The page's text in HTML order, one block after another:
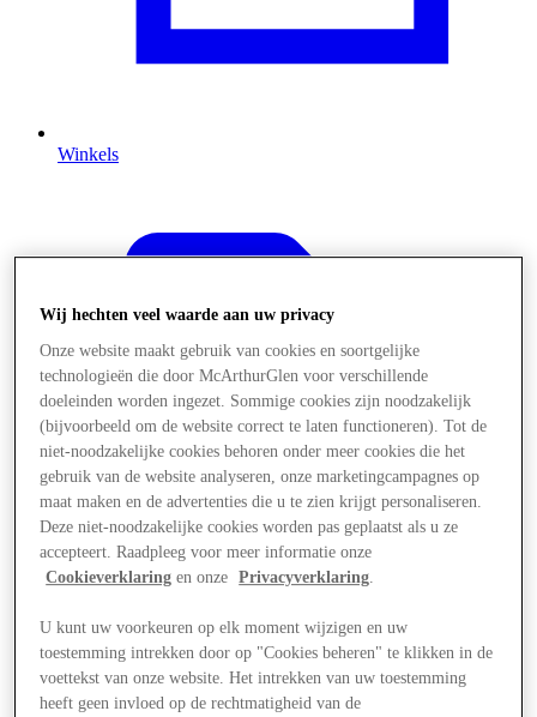
Winkels
Aanbiedingen
Wij hechten veel waarde aan uw privacy
Onze website maakt gebruik van cookies en soortgelijke
technologieën die door McArthurGlen voor verschillende
doeleinden worden ingezet. Sommige cookies zijn noodzakelijk
(bijvoorbeeld om de website correct te laten functioneren). Tot de
niet-noodzakelijke cookies behoren onder meer cookies die het
gebruik van de website analyseren, onze marketingcampagnes op
maat maken en de advertenties die u te zien krijgt personaliseren.
Deze niet-noodzakelijke cookies worden pas geplaatst als u ze
accepteert. Raadpleeg voor meer informatie onze
Cookieverklaring en onze Privacyverklaring
U kunt uw voorkeuren op elk moment wijzigen en uw
toestemming intrekken door op "Cookies beheren" te klikken in de
voettekst van onze website. Het intrekken van uw toestemming
heeft geen invloed op de rechtmatigheid van de